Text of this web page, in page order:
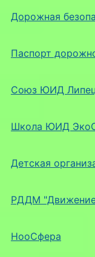
Дорожная
Паспорт
Союз ЮИД
Школа ЮИД
Детская
РДДМ
НооСфера